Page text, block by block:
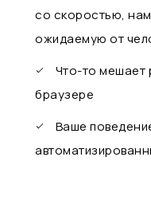
со скоростью,
ожидаемую от
Что-то мешает
браузере
Ваше